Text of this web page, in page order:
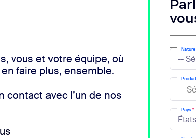
Phone
Contact Center
vous et votre équipe, où
faire plus, ensemble.
contact avec l’un de nos
Pays*